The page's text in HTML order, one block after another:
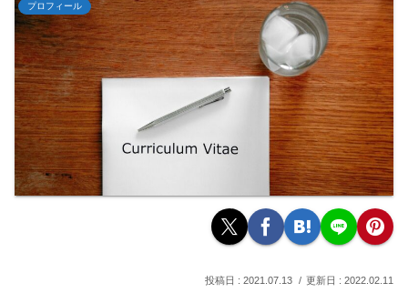
プロフィール
2021.07.13 2022.02.11